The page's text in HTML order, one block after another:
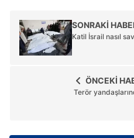
SONRAKİ
Katil İsrail nasıl
ÖNCEKİ
Terör